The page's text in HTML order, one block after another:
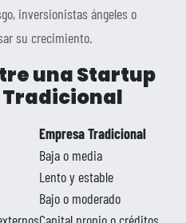
inversionistas ángeles o
su crecimiento.
una Startup
Tradicional
Empresa Tradicional
Baja o media
Lento y estable
Bajo o moderado